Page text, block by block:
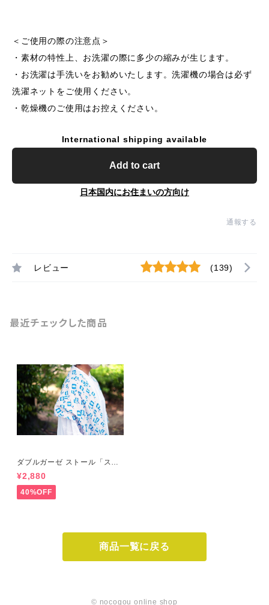
＜ご使用の際の注意点＞
・素材の特性上、お洗濯の際に多少の縮みが生じます。
・お洗濯は手洗いをお勧めいたします。洗濯機の場合は必ず
洗濯ネットをご使用ください。
・乾燥機のご使用はお控えください。
International shipping available
Add to cart
日本国内にお住まいの方向け
通報する
レビュー (139)
最近チェックした商品
ダブルガーゼ ストール「スク
エアフラワー」ブルー
¥2,880
40%OFF
商品一覧に戻る
© nocogou online shop